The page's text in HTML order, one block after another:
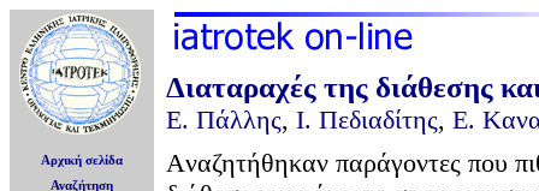
Αρχική σελίδα
Αναζήτηση
Διαταραχές της διάθεσης
E. Πάλλης, I. Πεδιαδίτης, E.
Aναζητήθηκαν παράγοντες που